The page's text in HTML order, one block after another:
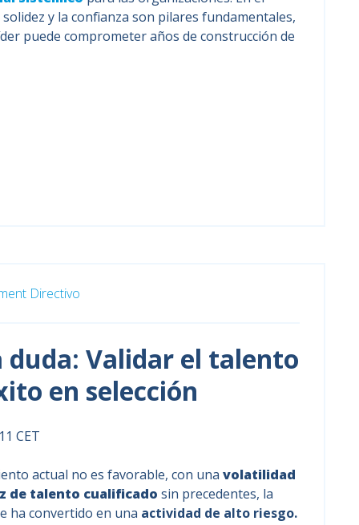
y la confianza son pilares fundamentales,
puede comprometer años de construcción de
Directivo
duda: Validar el talento
en selección
CET
actual no es favorable, con una volatilidad
de talento cualificado sin precedentes, la
ha convertido en una actividad de alto riesgo.